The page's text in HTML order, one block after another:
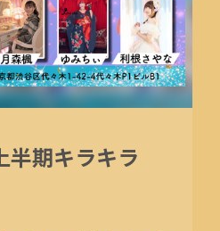
半期キラキラ